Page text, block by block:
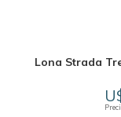
Lona Strada